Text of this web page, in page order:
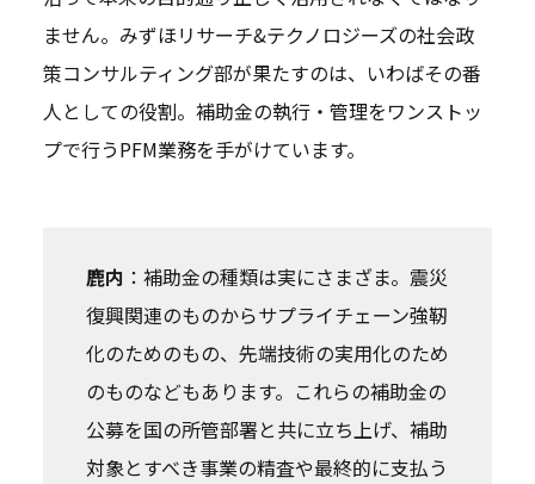
ません。みずほリサーチ&テクノロジーズの社会政
策コンサルティング部が果たすのは、いわばその番
人としての役割。補助金の執行・管理をワンストッ
プで行うPFM業務を手がけています。
鹿内 ：補助金の種類は実にさまざま。震災
復興関連のものからサプライチェーン強靭
化のためのもの、先端技術の実用化のため
のものなどもあります。これらの補助金の
公募を国の所管部署と共に立ち上げ、補助
対象とすべき事業の精査や最終的に支払う